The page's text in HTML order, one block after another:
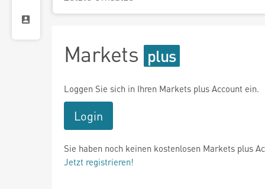
Markets
Loggen Sie sich in Ihren Markets plus Account ein.
Login
Sie haben noch keinen kostenlosen Markets plus
Jetzt registrieren!